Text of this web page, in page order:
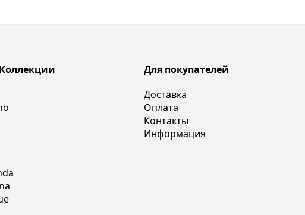
Для покупателей
Доставка
Оплата
Контакты
Информация